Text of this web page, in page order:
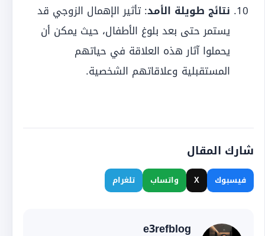
نتائج طويلة الأمد: تأثير الإهمال الزوجي قد
يستمر حتى بعد بلوغ الأطفال، حيث يمكن أن
يحملوا آثار هذه العلاقة في حياتهم
المستقبلية وعلاقاتهم الشخصية.
شارك المقال
فيسبوك X واتساب تلغرام
e3refblog